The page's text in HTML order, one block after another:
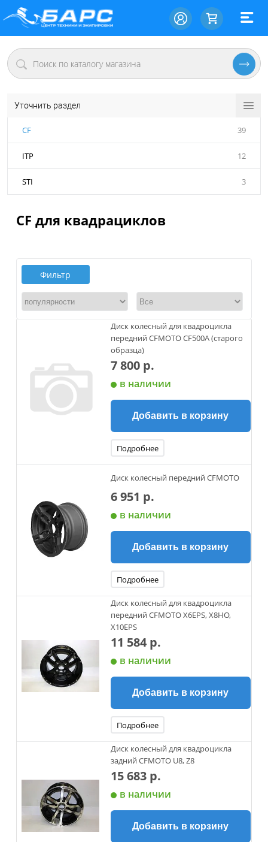
Уточнить раздел
CF 39
ITP 12
STI 3
CF для квадрациклов
Фильтр
Диск колесный для квадроцикла
передний CFMOTO CF500A (старого
образца)
7 800 р.
в наличии
Добавить в корзину
Подробнее
Диск колесный передний CFMOTO
6 951 р.
в наличии
Добавить в корзину
Подробнее
Диск колесный для квадроцикла
передний CFMOTO X6EPS, X8HO,
X10EPS
11 584 р.
в наличии
Добавить в корзину
Подробнее
Диск колесный для квадроцикла
задний CFMOTO U8, Z8
15 683 р.
в наличии
Добавить в корзину